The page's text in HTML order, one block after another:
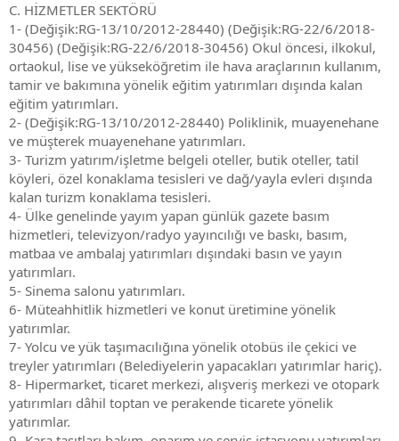
C. HİZMETLER SEKTÖRÜ
1- (Değişik:RG-13/10/2012-28440) (Değişik:RG-22/6/2018-
30456) (Değişik:RG-22/6/2018-30456) Okul öncesi, ilkokul,
ortaokul, lise ve yükseköğretim ile hava araçlarının kullanım,
tamir ve bakımına yönelik eğitim yatırımları dışında kalan
eğitim yatırımları.
2- (Değişik:RG-13/10/2012-28440) Poliklinik, muayenehane
ve müşterek muayenehane yatırımları.
3- Turizm yatırım/işletme belgeli oteller, butik oteller, tatil
köyleri, özel konaklama tesisleri ve dağ/yayla evleri dışında
kalan turizm konaklama tesisleri.
4- Ülke genelinde yayım yapan günlük gazete basım
hizmetleri, televizyon/radyo yayıncılığı ve baskı, basım,
matbaa ve ambalaj yatırımları dışındaki basın ve yayın
yatırımları.
5- Sinema salonu yatırımları.
6- Müteahhitlik hizmetleri ve konut üretimine yönelik
yatırımlar.
7- Yolcu ve yük taşımacılığına yönelik otobüs ile çekici ve
treyler yatırımları (Belediyelerin yapacakları yatırımlar hariç).
8- Hipermarket, ticaret merkezi, alışveriş merkezi ve otopark
yatırımları dâhil toptan ve perakende ticarete yönelik
yatırımlar.